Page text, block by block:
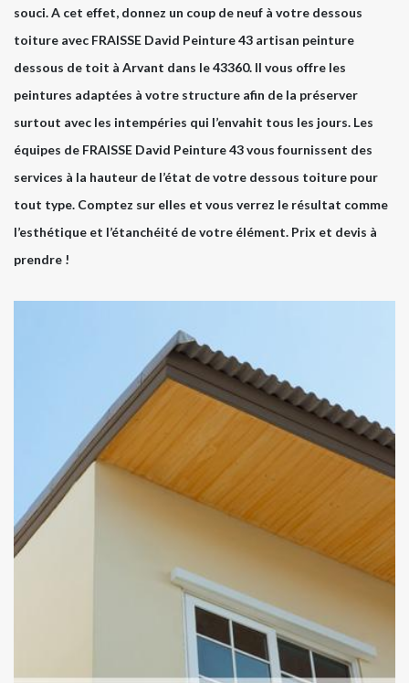
souci. A cet effet, donnez un coup de neuf à votre dessous
toiture avec FRAISSE David Peinture 43 artisan peinture
dessous de toit à Arvant dans le 43360. Il vous offre les
peintures adaptées à votre structure afin de la préserver
surtout avec les intempéries qui l’envahit tous les jours. Les
équipes de FRAISSE David Peinture 43 vous fournissent des
services à la hauteur de l’état de votre dessous toiture pour
tout type. Comptez sur elles et vous verrez le résultat comme
l’esthétique et l’étanchéité de votre élément. Prix et devis à
prendre !